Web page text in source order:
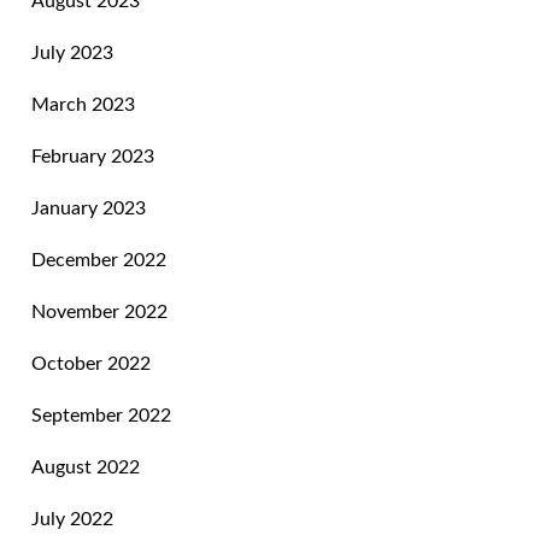
July 2023
March 2023
February 2023
January 2023
December 2022
November 2022
October 2022
September 2022
August 2022
July 2022